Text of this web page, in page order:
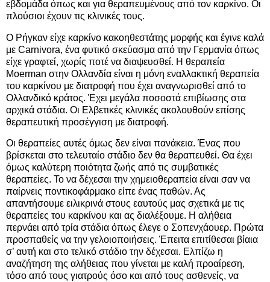
εβδομάδα όπως και για θεραπευμένους από τον καρκίνο. Οι
πλούσιοι έχουν τις κλινικές τους.
Ο Ρήγκαν είχε καρκίνο κακοηθεστάτης μορφής και έγινε καλά
με Carnivora, ένα φυτικό σκεύασμα από την Γερμανία όπως
είχε γραφτεί, χωρίς ποτέ να διαψευσθεί. Η θεραπεία
Moerman στην Ολλανδία είναι η μόνη εναλλακτική θεραπεία
του καρκίνου με διατροφή που έχει αναγνωρισθεί από το
Ολλανδικό κράτος. Έχει μεγάλα ποσοστά επιβίωσης στα
αρχικά στάδια. Οι Ελβετικές κλινικές ακολουθούν επίσης
θεραπευτική προσέγγιση με διατροφή.
Οι θεραπείες αυτές όμως δεν είναι πανάκεια. Ένας που
βρίσκεται στο τελευταίο στάδιο δεν θα θεραπευθεί. Θα έχει
όμως καλύτερη ποιότητα ζωής από τις συμβατικές
θεραπείες. Το να δέχεσαι την χημειοθεραπεία είναι σαν να
παίρνεις ποντικοφάρμακο είπε ένας παθών. Ας
απαντήσουμε ειλικρινά στους εαυτούς μας σχετικά με τις
θεραπείες του καρκίνου και ας διαλέξουμε. Η αλήθεια
περνάει από τρία στάδια όπως έλεγε ο Σοπενχάουερ. Πρώτα
προσπαθείς να την γελοιοποιήσεις. Έπειτα επιτίθεσαι βίαια
σ’ αυτή και στο τελικό στάδιο την δέχεσαι. Ελπίζω η
αναζήτηση της αλήθειας που γίνεται με καλή προαίρεση,
τόσο από τους γιατρούς όσο και από τους ασθενείς, να